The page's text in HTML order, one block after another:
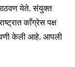
आठवण येते. संयुक्त
काँग्रेस पक्ष
केली आहे. आपली